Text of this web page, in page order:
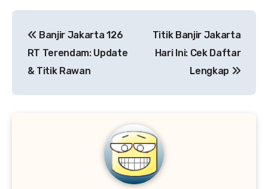
pos
Banjir Jakarta 126
RT Terendam: Update
& Titik Rawan
Titik Banjir Jakarta
Hari Ini: Cek Daftar
Lengkap